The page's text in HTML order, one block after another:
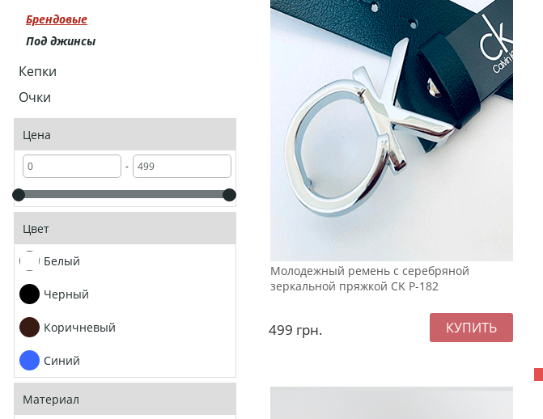
Брендовые
Под джинсы
Кепки
Очки
Цена
-
Цвет
Белый
Черный
Коричневый
Синий
Материал
Молодежный ремень с серебряной
зеркальной пряжкой CK Р-182
499 грн.